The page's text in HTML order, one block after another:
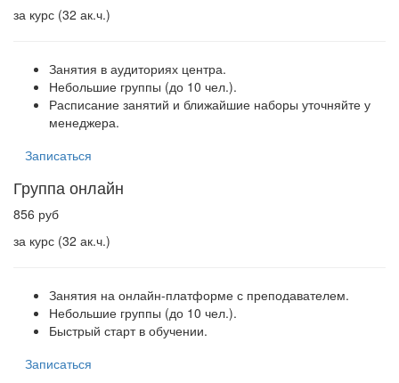
за курс (32 ак.ч.)
Занятия в аудиториях центра.
Небольшие группы (до 10 чел.).
Расписание занятий и ближайшие наборы уточняйте у
менеджера.
Записаться
Группа онлайн
856 руб
за курс (32 ак.ч.)
Занятия на онлайн-платформе с преподавателем.
Небольшие группы (до 10 чел.).
Быстрый старт в обучении.
Записаться